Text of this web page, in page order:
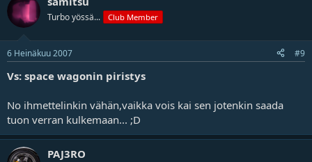
Turbo yössä... Club Member
6 Heinäkuu 2007 #9
Vs: space wagonin piristys
No ihmettelinkin vähän,vaikka vois kai sen jotenkin saada
tuon verran kulkemaan... ;D
PAJ3RO